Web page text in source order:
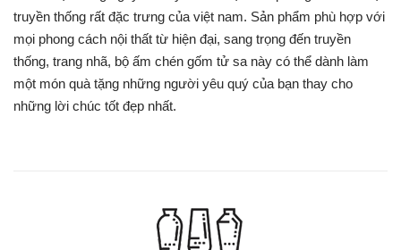
truyền thống rất đặc trưng của việt nam. Sản phẩm phù hợp với
mọi phong cách nội thất từ hiện đại, sang trọng đến truyền
thống, trang nhã, bộ ấm chén gốm tử sa này có thể dành làm
một món quà tặng những người yêu quý của bạn thay cho
những lời chúc tốt đẹp nhất.